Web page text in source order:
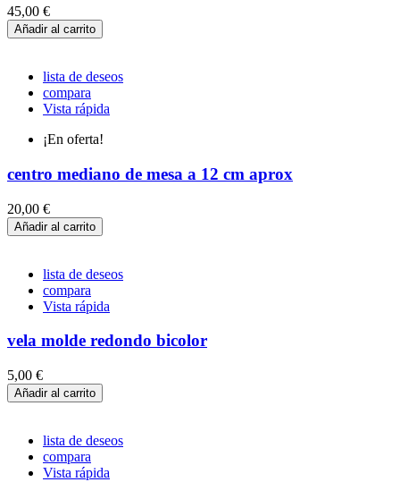
45,00 €
Añadir al carrito
lista de deseos
compara
Vista rápida
¡En oferta!
centro mediano de mesa a 12 cm aprox
20,00 €
Añadir al carrito
lista de deseos
compara
Vista rápida
vela molde redondo bicolor
5,00 €
Añadir al carrito
lista de deseos
compara
Vista rápida